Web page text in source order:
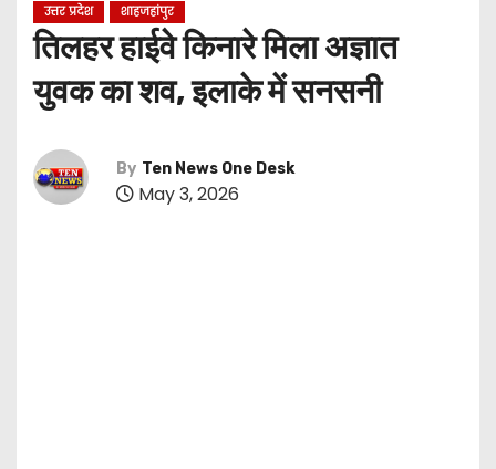
उत्तर प्रदेश शाहजहांपुर
तिलहर हाईवे किनारे मिला अज्ञात
युवक का शव, इलाके में सनसनी
By Ten News One Desk
May 3, 2026